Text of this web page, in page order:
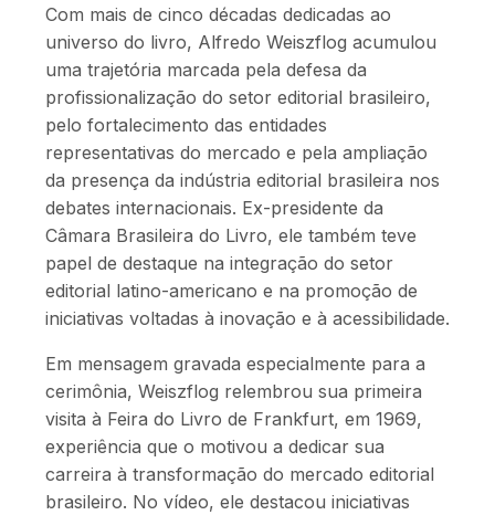
Com mais de cinco décadas dedicadas ao
universo do livro, Alfredo Weiszflog acumulou
uma trajetória marcada pela defesa da
profissionalização do setor editorial brasileiro,
pelo fortalecimento das entidades
representativas do mercado e pela ampliação
da presença da indústria editorial brasileira nos
debates internacionais. Ex-presidente da
Câmara Brasileira do Livro, ele também teve
papel de destaque na integração do setor
editorial latino-americano e na promoção de
iniciativas voltadas à inovação e à acessibilidade.
Em mensagem gravada especialmente para a
cerimônia, Weiszflog relembrou sua primeira
visita à Feira do Livro de Frankfurt, em 1969,
experiência que o motivou a dedicar sua
carreira à transformação do mercado editorial
brasileiro. No vídeo, ele destacou iniciativas